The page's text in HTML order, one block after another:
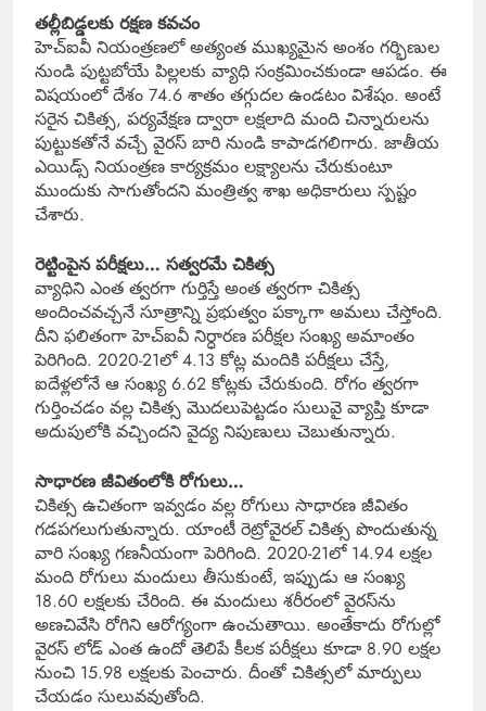
తల్లీబిడ్డలకు రక్షణ కవచం
హెచ్‌ఐవీ నియంత్రణలో అత్యంత ముఖ్యమైన అంశం గర్భిణుల
నుండి పుట్టబోయే పిల్లలకు వ్యాధి సంక్రమించకుండా ఆపడం. ఈ
విషయంలో దేశం 74.6 శాతం తగ్గుదల ఉండటం విశేషం. అంటే
సరైన చికిత్స, పర్యవేక్షణ ద్వారా లక్షలాది మంది చిన్నారులను
పుట్టుకతోనే వచ్చే వైరస్ బారి నుండి కాపాడగలిగారు. జాతీయ
ఎయిడ్స్ నియంత్రణ కార్యక్రమం లక్ష్యాలను చేరుకుంటూ
ముందుకు సాగుతోందని మంత్రిత్వ శాఖ అధికారులు స్పష్టం
చేశారు.
రెట్టింపైన పరీక్షలు… సత్వరమే చికిత్స
వ్యాధిని ఎంత త్వరగా గుర్తిస్తే అంత త్వరగా చికిత్స
అందించవచ్చనే సూత్రాన్ని ప్రభుత్వం పక్కాగా అమలు చేస్తోంది.
దీని ఫలితంగా హెచ్‌ఐవీ నిర్ధారణ పరీక్షల సంఖ్య అమాంతం
పెరిగింది. 2020-21లో 4.13 కోట్ల మందికి పరీక్షలు చేస్తే,
ఐదేళ్లలోనే ఆ సంఖ్య 6.62 కోట్లకు చేరుకుంది. రోగం త్వరగా
గుర్తించడం వల్ల చికిత్స మొదలుపెట్టడం సులువై వ్యాప్తి కూడా
అదుపులోకి వచ్చిందని వైద్య నిపుణులు చెబుతున్నారు.
సాధారణ జీవితంలోకి రోగులు…
చికిత్స ఉచితంగా ఇవ్వడం వల్ల రోగులు సాధారణ జీవితం
గడపగలుగుతున్నారు. యాంటీ రెట్రోవైరల్ చికిత్స పొందుతున్న
వారి సంఖ్య గణనీయంగా పెరిగింది. 2020-21లో 14.94 లక్షల
మంది రోగులు మందులు తీసుకుంటే, ఇప్పుడు ఆ సంఖ్య
18.60 లక్షలకు చేరింది. ఈ మందులు శరీరంలో వైరస్‌ను
అణచివేసి రోగిని ఆరోగ్యంగా ఉంచుతాయి. అంతేకాదు రోగుల్లో
వైరస్ లోడ్ ఎంత ఉందో తెలిపే కీలక పరీక్షలు కూడా 8.90 లక్షల
నుంచి 15.98 లక్షలకు పెంచారు. దీంతో చికిత్సలో మార్పులు
చేయడం సులువవుతోంది.